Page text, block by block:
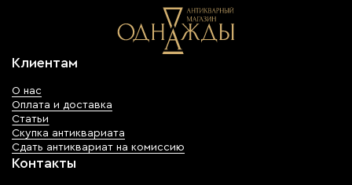
Клиентам
О нас
Оплата и доставка
Статьи
Скупка антиквариата
Сдать антиквариат на комиссию
Контакты